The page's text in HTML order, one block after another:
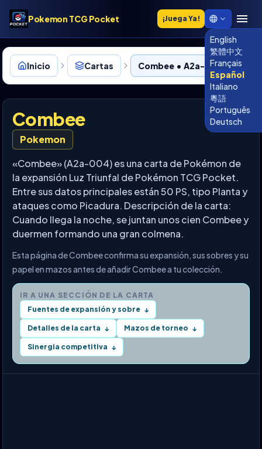
Pokemon TCG Pocket ¡Juega Ya!
English
繁體中文
Français
Español
Italiano
粵語
Português
Deutsch
Inicio Cartas Combee • A2a-004
Combee
Pokemon
«Combee» (A2a-004) es una carta de Pokémon de
la expansión Luz Triunfal de Pokémon TCG Pocket.
Entre sus datos principales están 50 PS, tipo Planta y
ataques como Picadura. Descripción de la carta:
Cuando llega la noche, se juntan unos cien Combee y
duermen formando una gran colmena.
Esta página de Combee confirma su expansión, sus sobres y su
papel en mazos antes de añadir Combee a tu colección.
IR A UNA SECCIÓN DE LA CARTA
Fuentes de expansión y sobre ↓
Detalles de la carta ↓ Mazos de torneo ↓
Sinergia competitiva ↓